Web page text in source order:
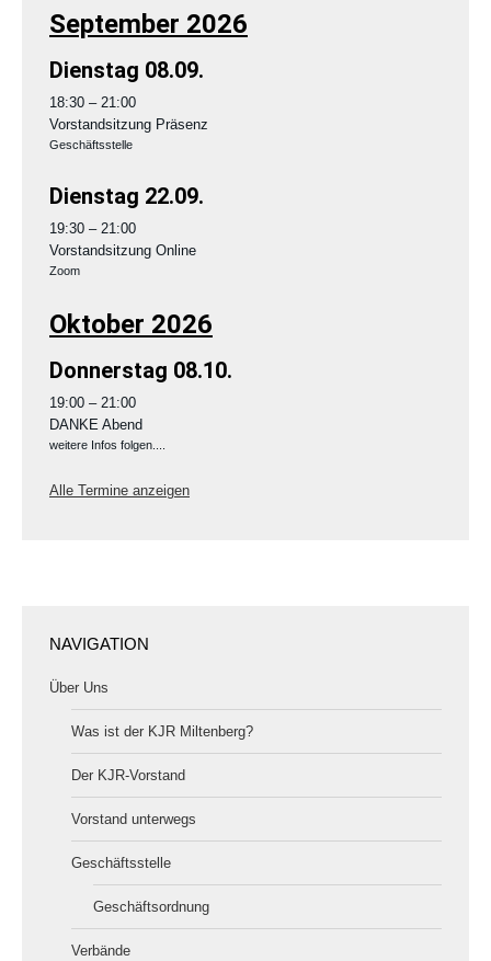
September 2026
Dienstag 08.09.
18:30 – 21:00
Vorstandsitzung Präsenz
Geschäftsstelle
Dienstag 22.09.
19:30 – 21:00
Vorstandsitzung Online
Zoom
Oktober 2026
Donnerstag 08.10.
19:00 – 21:00
DANKE Abend
weitere Infos folgen....
Alle Termine anzeigen
NAVIGATION
Über Uns
Was ist der KJR Miltenberg?
Der KJR-Vorstand
Vorstand unterwegs
Geschäftsstelle
Geschäftsordnung
Verbände